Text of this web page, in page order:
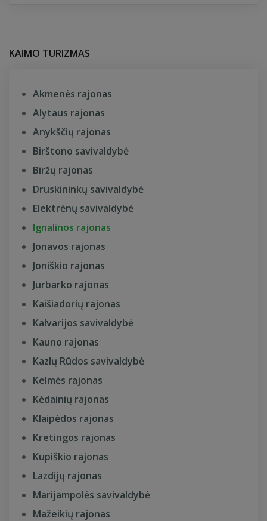
KAIMO TURIZMAS
Akmenės rajonas
Alytaus rajonas
Anykščių rajonas
Birštono savivaldybė
Biržų rajonas
Druskininkų savivaldybė
Elektrėnų savivaldybė
Ignalinos rajonas
Jonavos rajonas
Joniškio rajonas
Jurbarko rajonas
Kaišiadorių rajonas
Kalvarijos savivaldybė
Kauno rajonas
Kazlų Rūdos savivaldybė
Kelmės rajonas
Kėdainių rajonas
Klaipėdos rajonas
Kretingos rajonas
Kupiškio rajonas
Lazdijų rajonas
Marijampolės savivaldybė
Mažeikių rajonas